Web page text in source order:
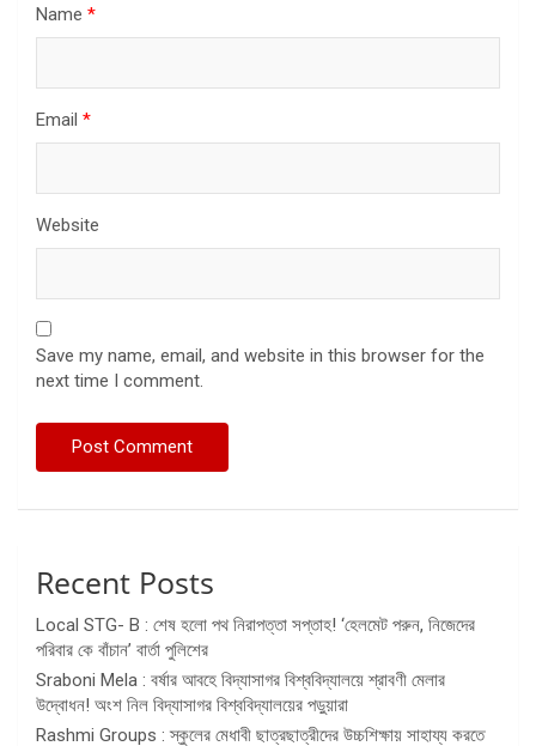
Name *
Email *
Website
Save my name, email, and website in this browser for the
next time I comment.
Recent Posts
Local STG- B : শেষ হলো পথ নিরাপত্তা সপ্তাহ! ‘হেলমেট পরুন, নিজেদের
পরিবার কে বাঁচান’ বার্তা পুলিশের
Sraboni Mela : বর্ষার আবহে বিদ্যাসাগর বিশ্ববিদ্যালয়ে শ্রাবণী মেলার
উদ্বোধন! অংশ নিল বিদ্যাসাগর বিশ্ববিদ্যালয়ের পড়ুয়ারা
Rashmi Groups : স্কুলের মেধাবী ছাত্রছাত্রীদের উচ্চশিক্ষায় সাহায্য করতে